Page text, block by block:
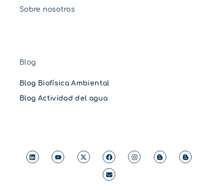
Sobre nosotros
Blog
Blog Biofísica Ambiental
Blog Actividad del agua